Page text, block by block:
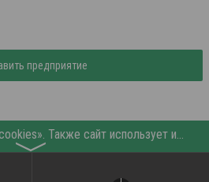
предприятие
Этот сайт использует «cookies». Также сайт использует интернет-сервис для сбора технических данных касательно посетителей с целью получения маркетинговой и статистической информации. Условия обработки данных посетителей сайта см.
〉